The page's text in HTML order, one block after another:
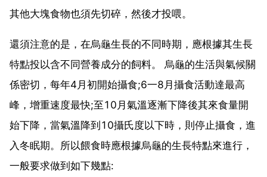
其他大塊食物也須先切碎，然後才投喂。
還須注意的是，在烏龜生長的不同時期，應根據其生長
特點投以含不同營養成分的飼料。 烏龜的生活與氣候關
係密切，每年4月初開始攝食;6一8月攝食活動達最高
峰，增重速度最快;至10月氣溫逐漸下降後其來食量開
始下降，當氣溫降到10攝氏度以下時，則停止攝食，進
入冬眠期。所以餵食時應根據烏龜的生長特點來進行，
一般要求做到如下幾點: